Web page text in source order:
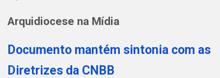
Post
Arquidiocese na Mídia
Documento mantém sintonia com as
Diretrizes da CNBB